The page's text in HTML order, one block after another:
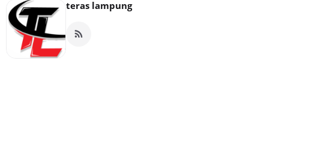
teras lampung